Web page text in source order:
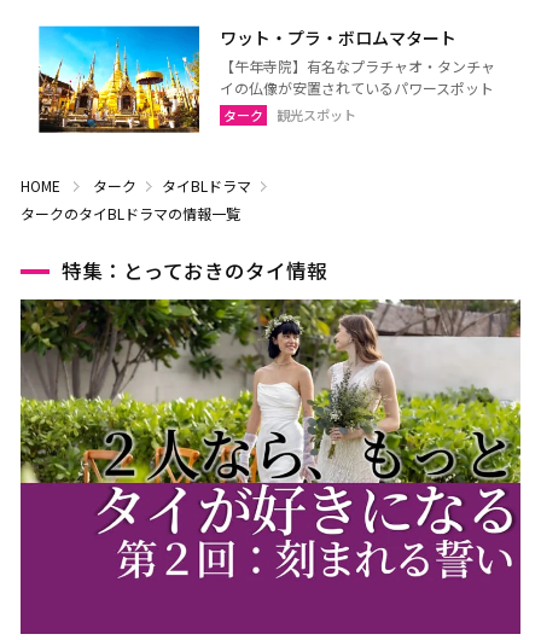
ワット・プラ・ボロムマタート
【午年寺院】有名なプラチャオ・タンチャ
イの仏像が安置されているパワースポット
ターク 観光スポット
HOME ターク
タイBLドラマ
タークのタイBLドラマの情報一覧
特集：とっておきのタイ情報